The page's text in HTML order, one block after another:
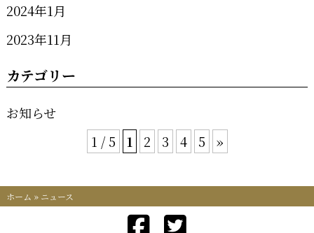
2024年1月
2023年11月
カテゴリー
お知らせ
1 / 5
1 2 3 4 5 »
ホーム » ニュース